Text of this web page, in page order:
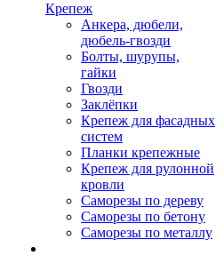
Крепеж
Анкера, дюбели,
дюбель-гвозди
Болты, шурупы,
гайки
Гвозди
Заклёпки
Крепеж для фасадных
систем
Планки крепежные
Крепеж для рулонной
кровли
Саморезы по дереву
Саморезы по бетону
Саморезы по металлу